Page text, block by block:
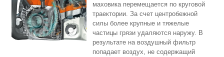
маховика перемещается по круговой
траектории. За счет центробежной
силы более крупные и тяжелые
частицы грязи удаляются наружу. В
результате на воздушный фильтр
попадает воздух, не содержащий